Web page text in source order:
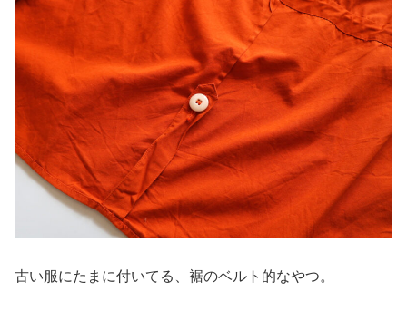
古い服にたまに付いてる、裾のベルト的なやつ。